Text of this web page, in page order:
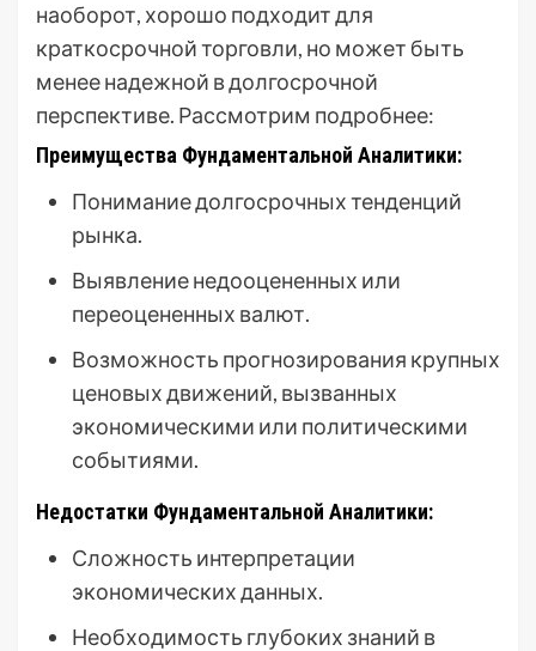
наоборот, хорошо подходит для
краткосрочной торговли, но может быть
менее надежной в долгосрочной
перспективе. Рассмотрим подробнее:
Преимущества Фундаментальной Аналитики:
Понимание долгосрочных тенденций
рынка.
Выявление недооцененных или
переоцененных валют.
Возможность прогнозирования крупных
ценовых движений, вызванных
экономическими или политическими
событиями.
Недостатки Фундаментальной Аналитики:
Сложность интерпретации
экономических данных.
Необходимость глубоких знаний в